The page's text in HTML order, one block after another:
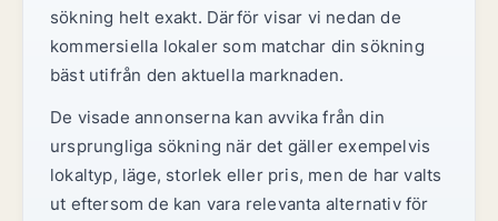
sökning helt exakt. Därför visar vi nedan de
kommersiella lokaler som matchar din sökning
bäst utifrån den aktuella marknaden.
De visade annonserna kan avvika från din
ursprungliga sökning när det gäller exempelvis
lokaltyp, läge, storlek eller pris, men de har valts
ut eftersom de kan vara relevanta alternativ för